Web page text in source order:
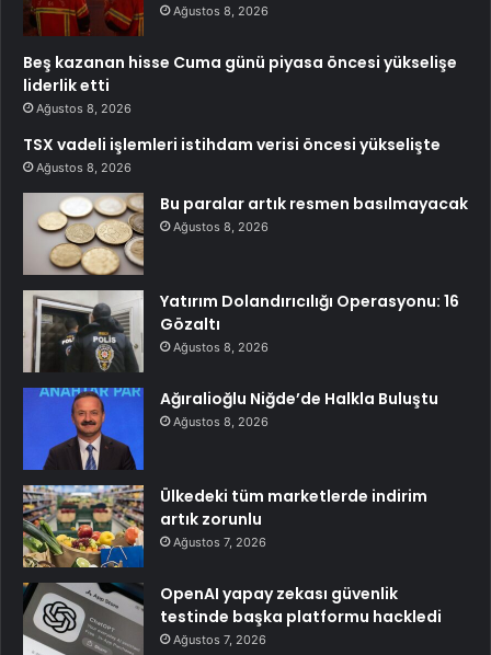
Ağustos 8, 2026
Beş kazanan hisse Cuma günü piyasa öncesi yükselişe
liderlik etti
Ağustos 8, 2026
TSX vadeli işlemleri istihdam verisi öncesi yükselişte
Ağustos 8, 2026
Bu paralar artık resmen basılmayacak
Ağustos 8, 2026
Yatırım Dolandırıcılığı Operasyonu: 16
Gözaltı
Ağustos 8, 2026
Ağıralioğlu Niğde’de Halkla Buluştu
Ağustos 8, 2026
Ülkedeki tüm marketlerde indirim
artık zorunlu
Ağustos 7, 2026
OpenAI yapay zekası güvenlik
testinde başka platformu hackledi
Ağustos 7, 2026